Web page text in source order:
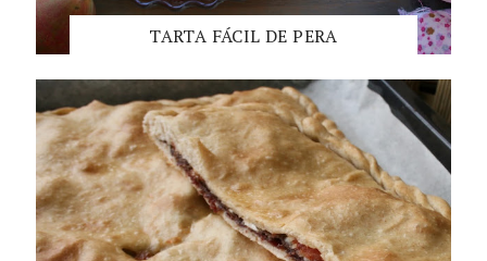
TARTA FÁCIL DE PERA